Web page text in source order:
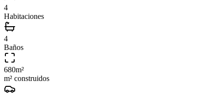
4
Habitaciones
4
Baños
680m²
m² construidos